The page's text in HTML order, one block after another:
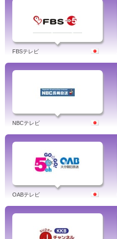
FBSテレビ
NBCテレビ
OABテレビ